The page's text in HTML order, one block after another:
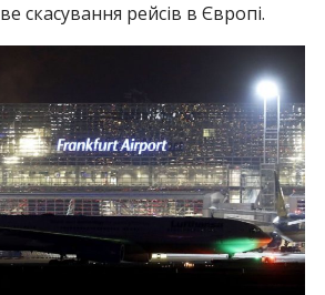
скасування рейсів в Європі.